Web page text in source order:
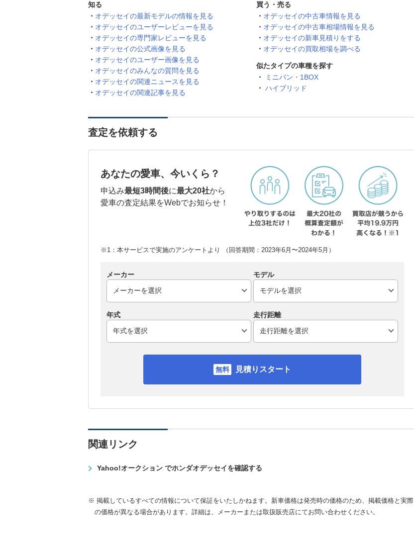
知る
オデッセイの最新モデルの情報を見る
オデッセイのユーザーレビューを見る
オデッセイの専門家レビューを見る
オデッセイの公式画像を見る
オデッセイのユーザー画像を見る
オデッセイのみんなの質問を見る
オデッセイの関連ニュースを見る
オデッセイの関連記事を見る
買う・売る
オデッセイの中古車情報を見る
オデッセイの中古車相場情報を見る
オデッセイの新車見積りをする
オデッセイの買取相場を調べる
似たタイプの車種を探す
ミニバン・1BOX
ハイブリッド
査定を依頼する
あなたの愛車、今いくら？
申込み最短3時間後に最大20社から
愛車の査定結果をWebでお知らせ！
※1：本サービスで実施のアンケートより （回答期間：2023年6月〜2024年5月）
メーカー モデル
年式 走行距離
見積りスタート
関連リンク
Yahoo!オークション でホンダオデッセイを確認する
※ 掲載しているすべての情報について保証をいたしかねます。新車価格は発売時の価格のため、掲載価格と実際
の価格が異なる場合があります。詳細は、メーカーまたは取扱販売店にてお問い合わせください。